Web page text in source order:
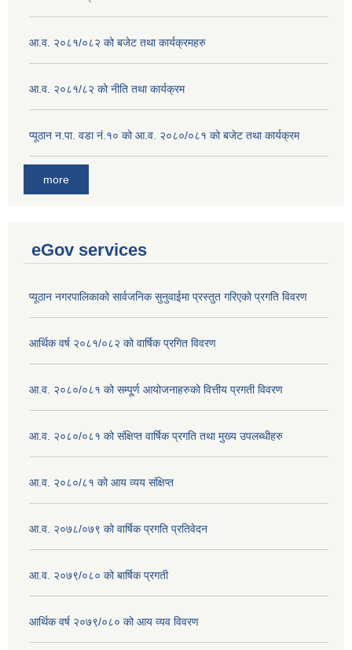
आ.व. २०८१/०८२ को बजेट तथा कार्यक्रमहरु
आ.व. २०८१/८२ को नीति तथा कार्यक्रम
प्यूठान न.पा. वडा नं.१० को आ.व. २०८०/०८१ को बजेट तथा कार्यक्रम
more
eGov services
प्यूठान नगरपालिकाको सार्वजनिक सुनुवाईमा प्रस्तुत गरिएको प्रगति विवरण
आर्थिक वर्ष २०८१/०८२ को वार्षिक प्रगित विवरण
आ.व. २०८०/०८१ को सम्पू्र्ण आयोजनाहरुको वित्तीय प्रगती विवरण
आ.व. २०८०/०८१ को संक्षिप्त वार्षिक प्रगति तथा मुख्य उपलब्धीहरु
आ.व. २०८०/८१ को आय व्यय संक्षिप्त
आ.व. २०७८/०७९ को वार्षिक प्रगति प्रतिवेदन
आ.व. २०७९/०८० को बार्षिक प्रगती
आर्थिक वर्ष २०७९/०८० को आय व्यव विवरण